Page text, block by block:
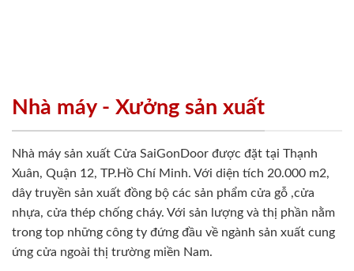
Nhà máy - Xưởng sản xuất
Nhà máy sản xuất Cửa SaiGonDoor được đặt tại Thạnh
Xuân, Quận 12, TP.Hồ Chí Minh. Với diện tích 20.000 m2,
dây truyền sản xuất đồng bộ các sản phẩm cửa gỗ ,cửa
nhựa, cửa thép chống cháy. Với sản lượng và thị phần nằm
trong top những công ty đứng đầu về ngành sản xuất cung
ứng cửa ngoài thị trường miền Nam.